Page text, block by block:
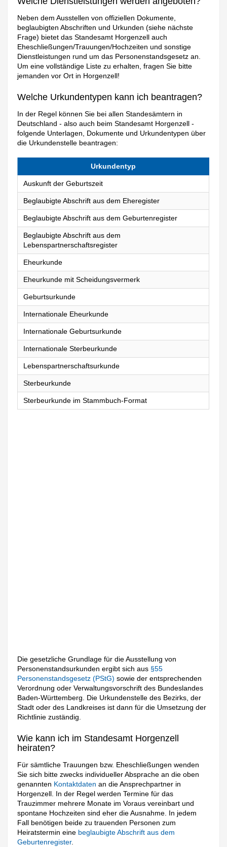
Neben dem Ausstellen von offiziellen Dokumente,
beglaubigten Abschriften und Urkunden (siehe nächste
Frage) bietet das Standesamt Horgenzell auch
Eheschließungen/Trauungen/Hochzeiten und sonstige
Dienstleistungen rund um das Personenstandsgesetz an.
Um eine vollständige Liste zu erhalten, fragen Sie bitte
jemanden vor Ort in Horgenzell!
Welche Urkundentypen kann ich beantragen?
In der Regel können Sie bei allen Standesämtern in
Deutschland - also auch beim Standesamt Horgenzell -
folgende Unterlagen, Dokumente und Urkundentypen über
die Urkundenstelle beantragen:
Urkundentyp
Auskunft der Geburtszeit
Beglaubigte Abschrift aus dem Eheregister
Beglaubigte Abschrift aus dem Geburtenregister
Beglaubigte Abschrift aus dem
Lebenspartnerschaftsregister
Eheurkunde
Eheurkunde mit Scheidungsvermerk
Geburtsurkunde
Internationale Eheurkunde
Internationale Geburtsurkunde
Internationale Sterbeurkunde
Lebenspartnerschaftsurkunde
Sterbeurkunde
Sterbeurkunde im Stammbuch-Format
Die gesetzliche Grundlage für die Ausstellung von
Personenstandsurkunden ergibt sich aus §55
Personenstandsgesetz (PStG)sowie der entsprechenden
Verordnung oder Verwaltungsvorschrift des Bundeslandes
Baden-Württemberg. Die Urkundenstelle des Bezirks, der
Stadt oder des Landkreises ist dann für die Umsetzung der
Richtlinie zuständig.
Wie kann ich im Standesamt Horgenzell
heiraten?
Für sämtliche Trauungen bzw. Eheschließungen wenden
Sie sich bitte zwecks individueller Absprache an die oben
genannten Kontaktdaten an die Ansprechpartner in
Horgenzell. In der Regel werden Termine für das
Trauzimmer mehrere Monate im Voraus vereinbart und
spontane Hochzeiten sind eher die Ausnahme. In jedem
Fall benötigen beide zu trauenden Personen zum
Heiratstermin eine beglaubigte Abschrift aus dem
Geburtenregister.